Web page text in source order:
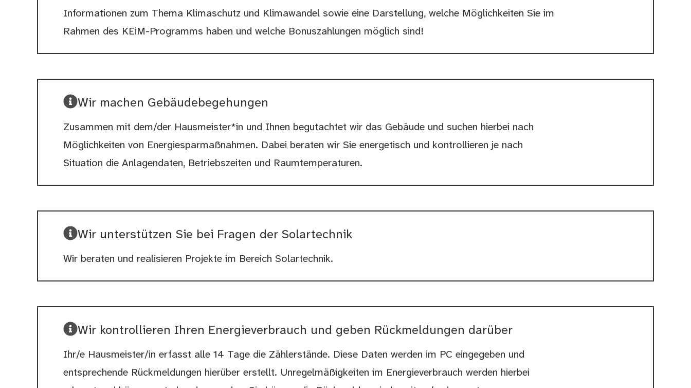
Informationen zum Thema Klimaschutz und Klimawandel sowie eine Darstellung, welche Möglichkeiten Sie im
Rahmen des KEiM-Programms haben und welche Bonuszahlungen möglich sind!
Wir machen Gebäudebegehungen
Zusammen mit dem/der Hausmeister*in und Ihnen begutachtet wir das Gebäude und suchen hierbei nach
Möglichkeiten von Energiesparmaßnahmen. Dabei beraten wir Sie energetisch und kontrollieren je nach
Situation die Anlagendaten, Betriebszeiten und Raumtemperaturen.
Wir unterstützen Sie bei Fragen der Solartechnik
Wir beraten und realisieren Projekte im Bereich Solartechnik.
Wir kontrollieren Ihren Energieverbrauch und geben Rückmeldungen darüber
Ihr/e Hausmeister/in erfasst alle 14 Tage die Zählerstände. Diese Daten werden im PC eingegeben und
entsprechende Rückmeldungen hierüber erstellt. Unregelmäßigkeiten im Energieverbrauch werden hierbei